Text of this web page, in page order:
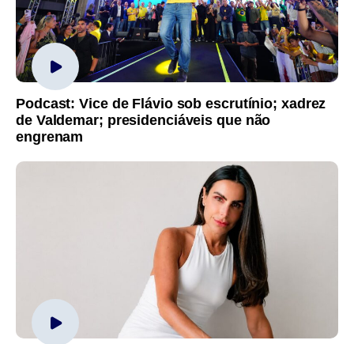
Podcast: Vice de Flávio sob escrutínio; xadrez
de Valdemar; presidenciáveis que não
engrenam